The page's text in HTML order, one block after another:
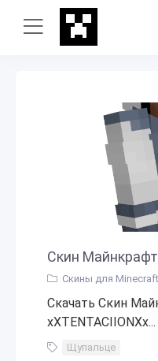
Скин
Скины для Minecraft
Скачать Скин
xXTENTACIIONXx...
Щупальце